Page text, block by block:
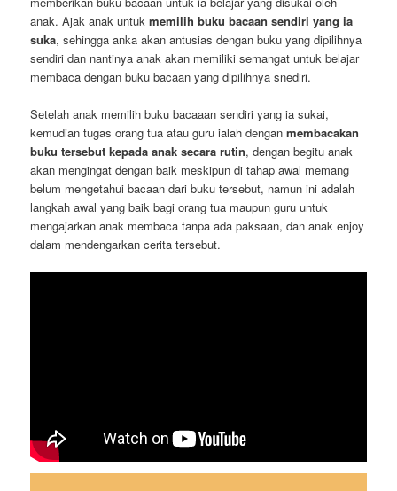
anak. Ajak anak untukmemilih buku bacaan sendiri yang ia
suka, sehingga anka akan antusias dengan buku yang dipilihnya
sendiri dan nantinya anak akan memiliki semangat untuk belajar
membaca dengan buku bacaan yang dipilihnya snediri.
Setelah anak memilih buku bacaaan sendiri yang ia sukai,
kemudian tugas orang tua atau guru ialah denganmembacakan
buku tersebut kepada anak secara rutin, dengan begitu anak
akan mengingat dengan baik meskipun di tahap awal memang
belum mengetahui bacaan dari buku tersebut, namun ini adalah
langkah awal yang baik bagi orang tua maupun guru untuk
mengajarkan anak membaca tanpa ada paksaan, dan anak enjoy
dalam mendengarkan cerita tersebut.